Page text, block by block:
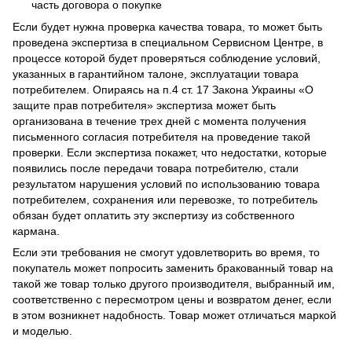
часть договора о покупке
Если будет нужна проверка качества товара, то может быть
проведена экспертиза в специальном Сервисном Центре, в
процессе которой будет проверяться соблюдение условий,
указанных в гарантийном талоне, эксплуатации товара
потребителем. Опираясь на п.4 ст. 17 Закона Украины «О
защите прав потребителя» экспертиза может быть
организована в течение трех дней с момента получения
письменного согласия потребителя на проведение такой
проверки. Если экспертиза покажет, что недостатки, которые
появились после передачи товара потребителю, стали
результатом нарушения условий по использованию товара
потребителем, сохранения или перевозке, то потребитель
обязан будет оплатить эту экспертизу из собственного
кармана.
Если эти требования не смогут удовлетворить во время, то
покупатель может попросить заменить бракованный товар на
такой же товар только другого производителя, выбранный им,
соответственно с пересмотром цены и возвратом денег, если
в этом возникнет надобность. Товар может отличаться маркой
и моделью.